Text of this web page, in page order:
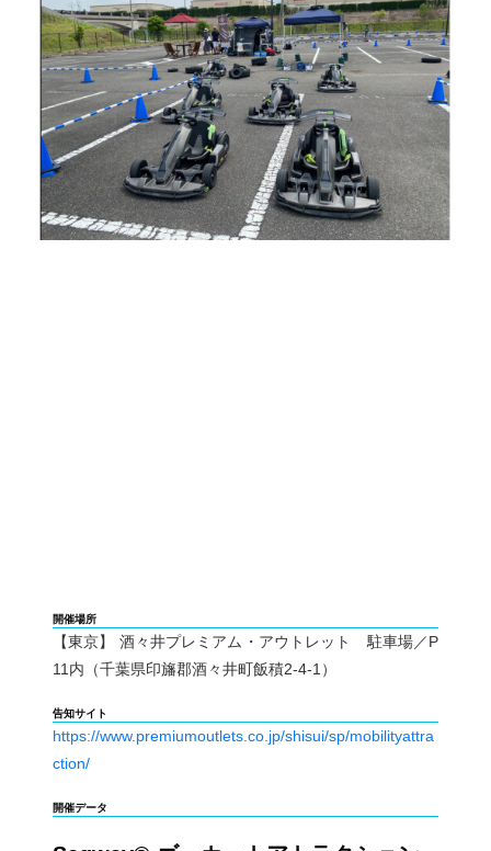
開催場所
【東京】 酒々井プレミアム・アウトレット 駐車場／P
11内（千葉県印旛郡酒々井町飯積2-4-1）
告知サイト
https://www.premiumoutlets.co.jp/shisui/sp/mobilityattra
ction/
開催データ